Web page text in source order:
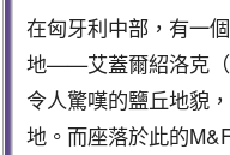
在匈牙利中部，有一
地——艾蓋爾紹洛克
令人驚嘆的鹽丘地貌
地。而座落於此的